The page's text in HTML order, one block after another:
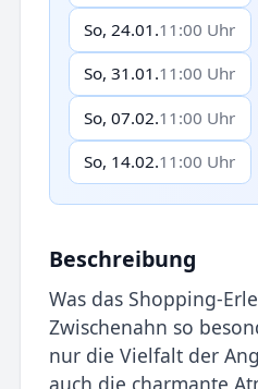
So, 24.01.11:00 Uhr
So, 31.01.11:00 Uhr
So, 07.02.11:00 Uhr
So, 14.02.11:00 Uhr
Beschreibung
Was das Shopping-
Zwischenahn so
nur die Vielfalt der